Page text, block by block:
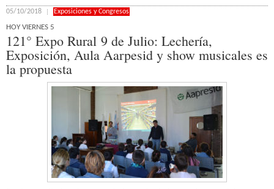
05/10/2018 Exposiciones y Congresos
HOY VIERNES 5
121° Expo Rural 9 de Julio: Lechería,
Exposición, Aula Aarpesid y show musicales es
la propuesta